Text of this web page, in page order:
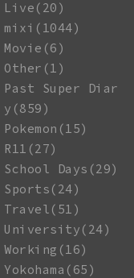
Live(20)
mixi(1044)
Movie(6)
Other(1)
Past Super Diar
y(859)
Pokemon(15)
R11(27)
School Days(29)
Sports(24)
Travel(51)
University(24)
Working(16)
Yokohama(65)